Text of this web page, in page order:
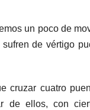
un poco de
de vértigo
cruzar cuatro
de ellos, con